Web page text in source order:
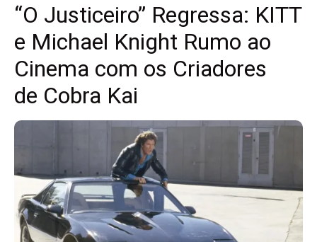
“O Justiceiro” Regressa: KITT
e Michael Knight Rumo ao
Cinema com os Criadores
de Cobra Kai